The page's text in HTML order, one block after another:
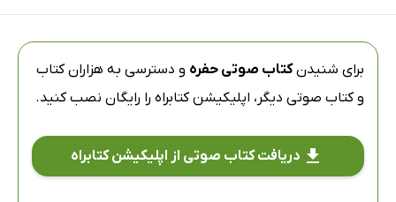
برای شنیدنکتاب صوتی حفره و دسترسی به هزاران کتاب
و کتاب صوتی دیگر، اپلیکیشن کتابراه را رایگان نصب کنید.
دریافت کتاب صوتی از اپلیکیشن کتابراه